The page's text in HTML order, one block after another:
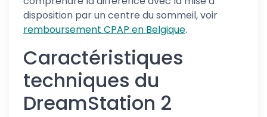
disposition par un centre du sommeil, voir
remboursement CPAP en Belgique.
Caractéristiques
techniques du
DreamStation 2